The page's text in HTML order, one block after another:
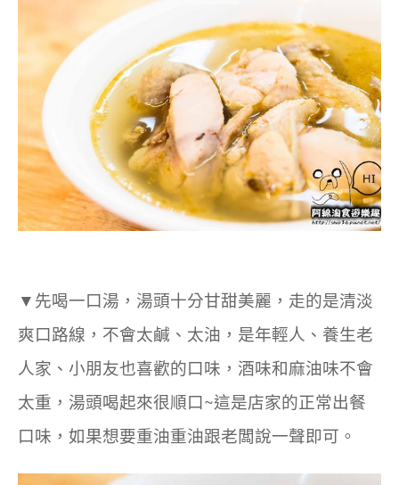
▼先喝一口湯，湯頭十分甘甜美麗，走的是清淡
爽口路線，不會太鹹、太油，是年輕人、養生老
人家、小朋友也喜歡的口味，酒味和麻油味不會
太重，湯頭喝起來很順口~這是店家的正常出餐
口味，如果想要重油重油跟老闆說一聲即可。